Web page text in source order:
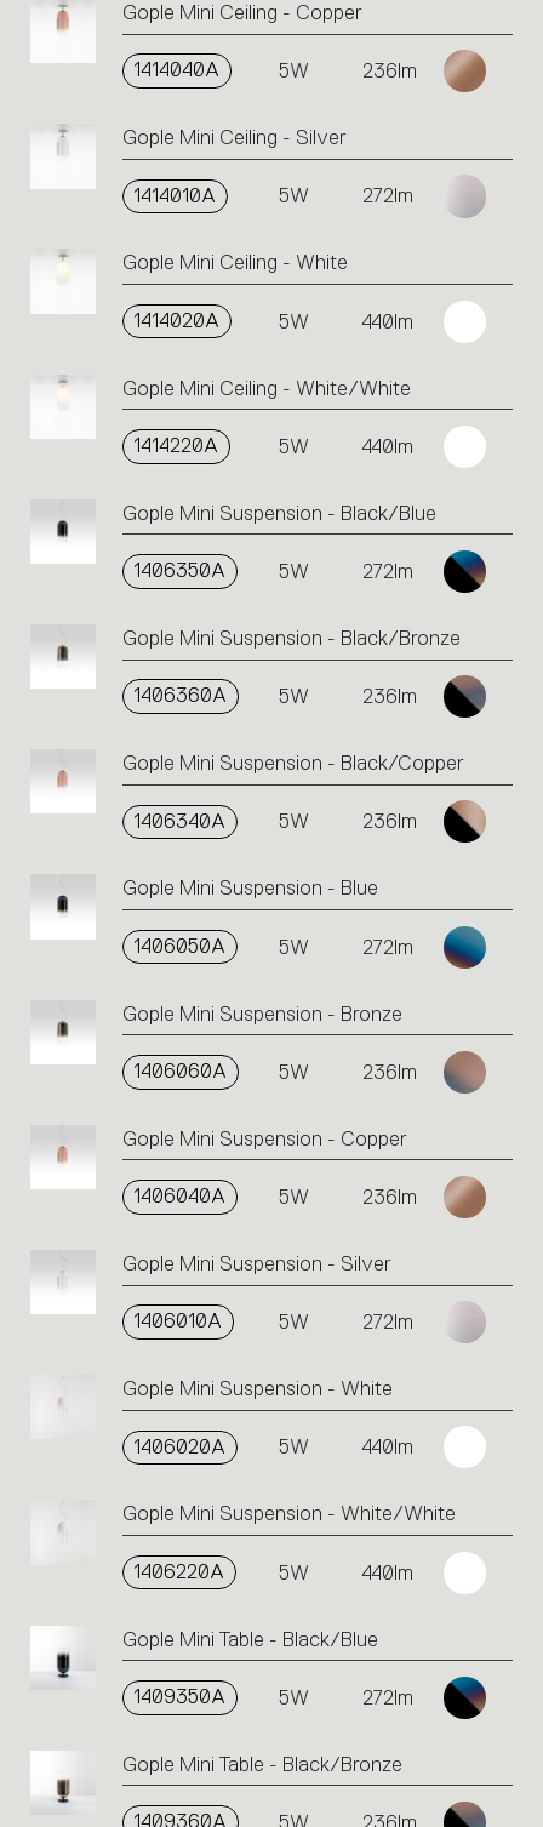
Gople Mini Ceiling - Copper
1414040A 5W 236lm
Gople Mini Ceiling - Silver
1414010A 5W 272lm
Gople Mini Ceiling - White
1414020A 5W 440lm
Gople Mini Ceiling - White/White
1414220A 5W 440lm
Gople Mini Suspension - Black/Blue
1406350A 5W 272lm
Gople Mini Suspension - Black/Bronze
1406360A 5W 236lm
Gople Mini Suspension - Black/Copper
1406340A 5W 236lm
Gople Mini Suspension - Blue
1406050A 5W 272lm
Gople Mini Suspension - Bronze
1406060A 5W 236lm
Gople Mini Suspension - Copper
1406040A 5W 236lm
Gople Mini Suspension - Silver
1406010A 5W 272lm
Gople Mini Suspension - White
1406020A 5W 440lm
Gople Mini Suspension - White/White
1406220A 5W 440lm
Gople Mini Table - Black/Blue
1409350A 5W 272lm
Gople Mini Table - Black/Bronze
1409360A